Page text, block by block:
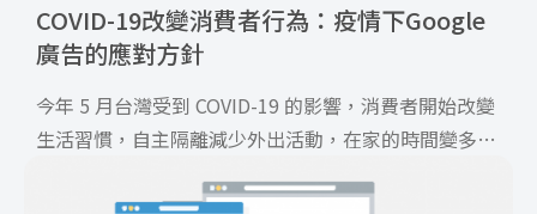
COVID-19改變消費者行為：疫情下Google
廣告的應對方針
今年 5 月台灣受到 COVID-19 的影響，消費者開始改變
生活習慣，自主隔離減少外出活動，在家的時間變多消